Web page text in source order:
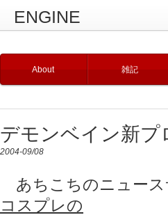
ENGINE
About 雑記
デモンベイン新プ
2004-09/08
あちこちのニュース
コスプレの